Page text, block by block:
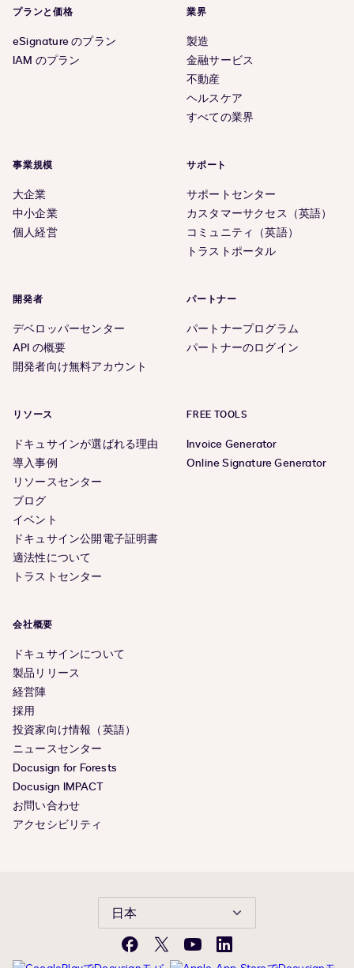
プランと価格
eSignature のプラン
IAM のプラン
業界
製造
金融サービス
不動産
ヘルスケア
すべての業界
事業規模
大企業
中小企業
個人経営
サポート
サポートセンター
カスタマーサクセス（英語）
コミュニティ（英語）
トラストポータル
開発者
デベロッパーセンター
API の概要
開発者向け無料アカウント
パートナー
パートナープログラム
パートナーのログイン
リソース
ドキュサインが選ばれる理由
導入事例
リソースセンター
ブログ
イベント
ドキュサイン公開電子証明書
適法性について
トラストセンター
FREE TOOLS
Invoice Generator
Online Signature Generator
会社概要
ドキュサインについて
製品リリース
経営陣
採用
投資家向け情報（英語）
ニュースセンター
Docusign for Forests
Docusign IMPACT
お問い合わせ
アクセシビリティ
日本
Facebook
X(旧
YouTubeLinkedIn